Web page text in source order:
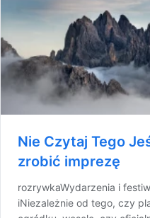
Nie Czytaj Tego
zrobić imprezę
rozrywkaWydarzenia i
iNiezależnie od tego, czy